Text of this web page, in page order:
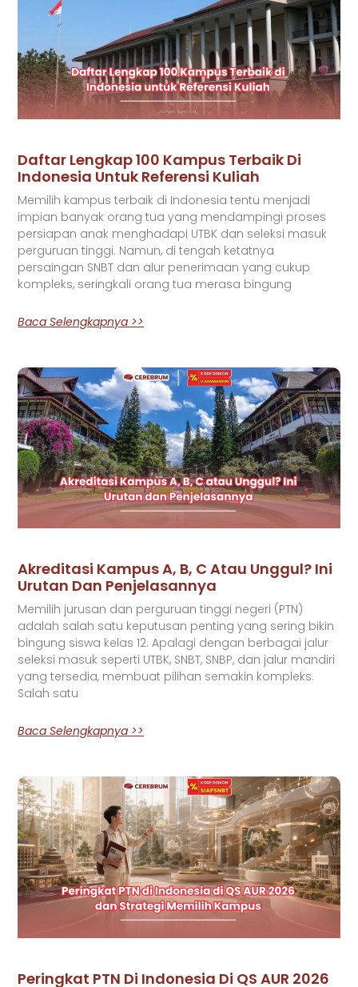
Daftar Lengkap 100 Kampus Terbaik Di
Indonesia Untuk Referensi Kuliah
Memilih kampus terbaik di Indonesia tentu menjadi
impian banyak orang tua yang mendampingi proses
persiapan anak menghadapi UTBK dan seleksi masuk
perguruan tinggi. Namun, di tengah ketatnya
persaingan SNBT dan alur penerimaan yang cukup
kompleks, seringkali orang tua merasa bingung
Baca Selengkapnya >>
Akreditasi Kampus A, B, C Atau Unggul? Ini
Urutan Dan Penjelasannya
Memilih jurusan dan perguruan tinggi negeri (PTN)
adalah salah satu keputusan penting yang sering bikin
bingung siswa kelas 12. Apalagi dengan berbagai jalur
seleksi masuk seperti UTBK, SNBT, SNBP, dan jalur mandiri
yang tersedia, membuat pilihan semakin kompleks.
Salah satu
Baca Selengkapnya >>
Peringkat PTN Di Indonesia Di QS AUR 2026